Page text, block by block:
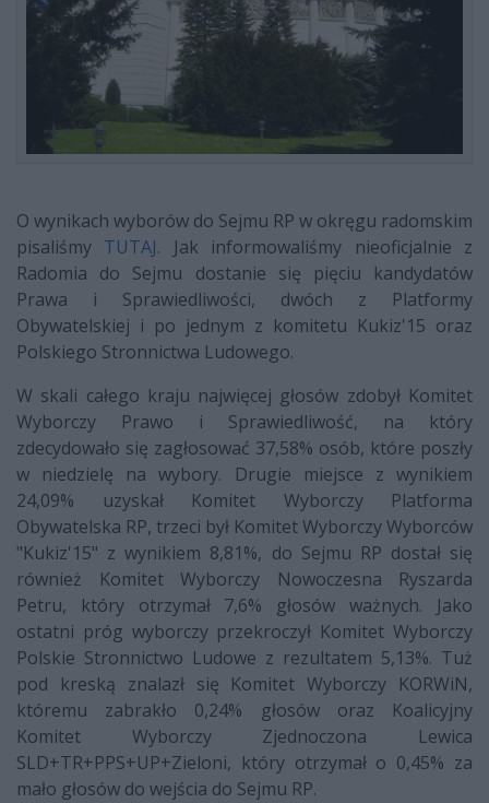
O wynikach wyborów do Sejmu RP w okręgu radomskim
pisaliśmy TUTAJ. Jak informowaliśmy nieoficjalnie z
Radomia do Sejmu dostanie się pięciu kandydatów
Prawa i Sprawiedliwości, dwóch z Platformy
Obywatelskiej i po jednym z komitetu Kukiz'15 oraz
Polskiego Stronnictwa Ludowego.
W skali całego kraju najwięcej głosów zdobył Komitet
Wyborczy Prawo i Sprawiedliwość, na który
zdecydowało się zagłosować 37,58% osób, które poszły
w niedzielę na wybory. Drugie miejsce z wynikiem
24,09% uzyskał Komitet Wyborczy Platforma
Obywatelska RP, trzeci był Komitet Wyborczy Wyborców
"Kukiz'15" z wynikiem 8,81%, do Sejmu RP dostał się
również Komitet Wyborczy Nowoczesna Ryszarda
Petru, który otrzymał 7,6% głosów ważnych. Jako
ostatni próg wyborczy przekroczył Komitet Wyborczy
Polskie Stronnictwo Ludowe z rezultatem 5,13%. Tuż
pod kreską znalazł się Komitet Wyborczy KORWiN,
któremu zabrakło 0,24% głosów oraz Koalicyjny
Komitet Wyborczy Zjednoczona Lewica
SLD+TR+PPS+UP+Zieloni, który otrzymał o 0,45% za
mało głosów do wejścia do Sejmu RP.